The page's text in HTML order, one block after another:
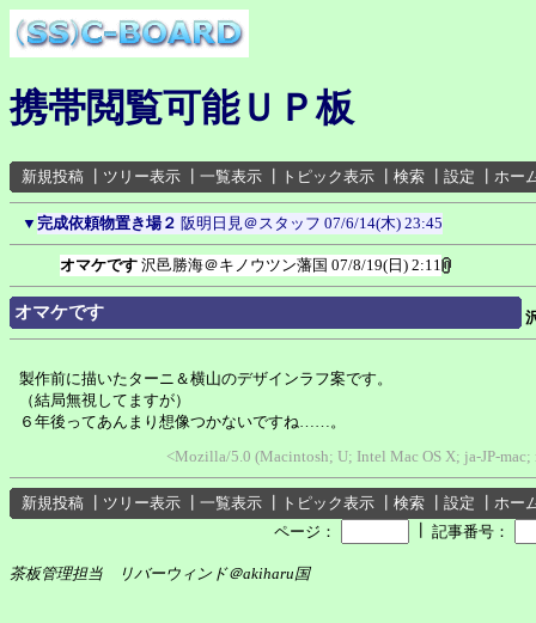
携帯閲覧可能ＵＰ板
新規投稿 ツリー表示 一覧表示 トピック表示 検索 設定 ホー
▼ 完成依頼物置き場２ 阪明日見＠スタッフ 07/6/14(木) 23:45
オマケです 沢邑勝海＠キノウツン藩国 07/8/19(日) 2:11
オマケです
製作前に描いたターニ＆横山のデザインラフ案です。
（結局無視してますが）
６年後ってあんまり想像つかないですね……。
<Mozilla/5.0 (Macintosh; U; Intel Mac OS X; ja-JP-
新規投稿 ツリー表示 一覧表示 トピック表示 検索 設定
ホー
ページ：
記事番号：
茶板管理担当 リバーウィンド＠akiharu国